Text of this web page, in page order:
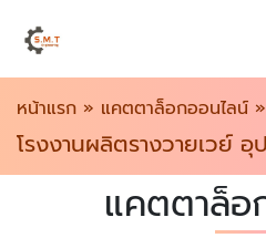
หน้าแรก » แคตตาล็อกออนไลน์ »
โรงงานผลิตรางวายเวย์
แคตตาล็อ